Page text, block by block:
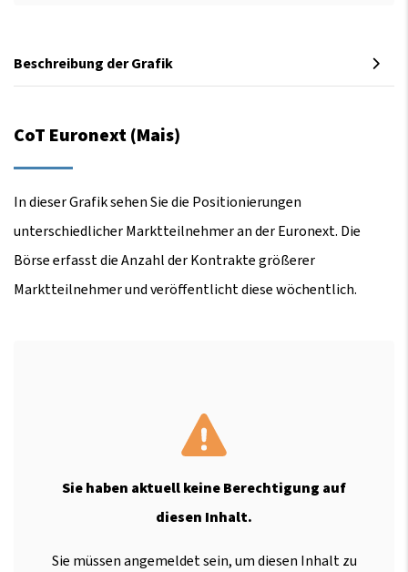
Beschreibung der Grafik
CoT Euronext (Mais)
In dieser Grafik sehen Sie die Positionierungen
unterschiedlicher Marktteilnehmer an der Euronext. Die
Börse erfasst die Anzahl der Kontrakte größerer
Marktteilnehmer und veröffentlicht diese wöchentlich.
Sie haben aktuell keine Berechtigung auf
diesen Inhalt.
Sie müssen angemeldet sein, um diesen Inhalt zu